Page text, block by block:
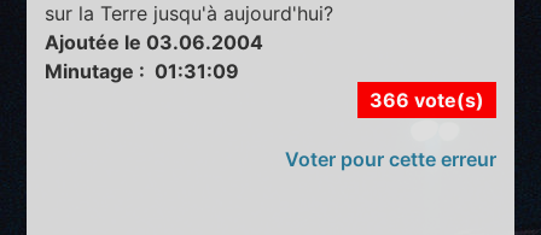
sur la Terre jusqu'à aujourd'hui?
Ajoutée le 03.06.2004
Minutage : 01:31:09
366 vote(s)
Voter pour cette erreur